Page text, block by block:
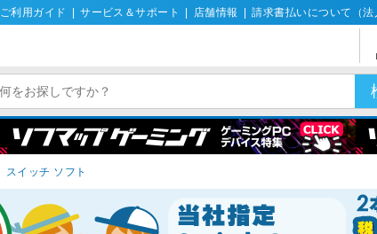
ご利用ガイド サービス＆サポート 店舗情報 請求書払いについて（法
スイッチ ソフト